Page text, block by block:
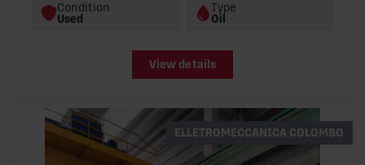
Condition
Used
Type
Oil
View details
ELLETROMECCANICA COLOMBO